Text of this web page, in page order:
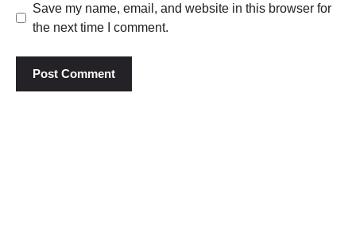
Save my name, email, and website in this browser for
the next time I comment.